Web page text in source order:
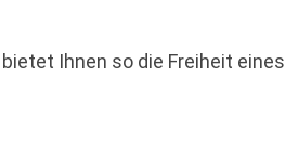
Ihnen so die Freiheit eines